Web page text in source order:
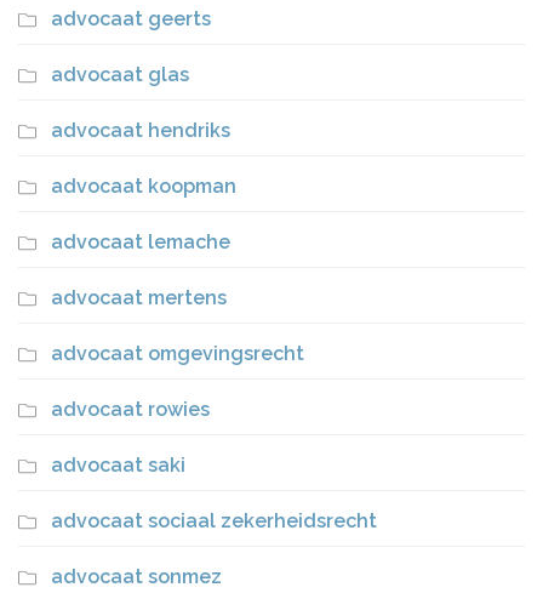
advocaat geerts
advocaat glas
advocaat hendriks
advocaat koopman
advocaat lemache
advocaat mertens
advocaat omgevingsrecht
advocaat rowies
advocaat saki
advocaat sociaal zekerheidsrecht
advocaat sonmez